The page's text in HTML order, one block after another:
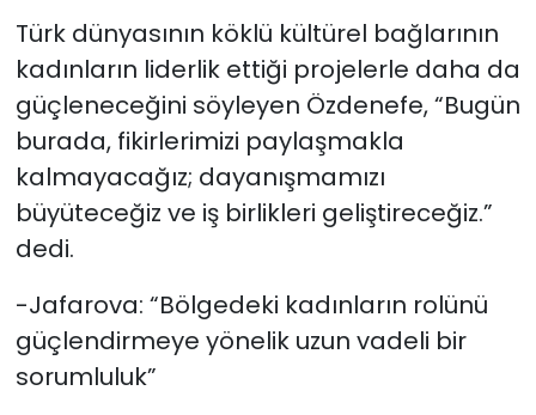
Türk dünyasının köklü kültürel bağlarının
kadınların liderlik ettiği projelerle daha da
güçleneceğini söyleyen Özdenefe, “Bugün
burada, fikirlerimizi paylaşmakla
kalmayacağız; dayanışmamızı
büyüteceğiz ve iş birlikleri geliştireceğiz.”
dedi.
-Jafarova: “Bölgedeki kadınların rolünü
güçlendirmeye yönelik uzun vadeli bir
sorumluluk”